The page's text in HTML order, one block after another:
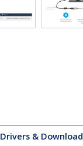
Drivers &